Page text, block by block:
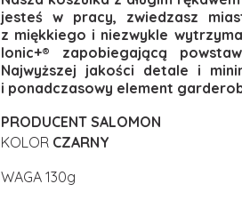
jesteś w pracy, zwiedzasz
z miękkiego i niezwykle
Ionic+® zapobiegającą
Najwyższej jakości detale i
i ponadczasowy element
PRODUCENT SALOMON
KOLORCZARNY
WAGA 130g